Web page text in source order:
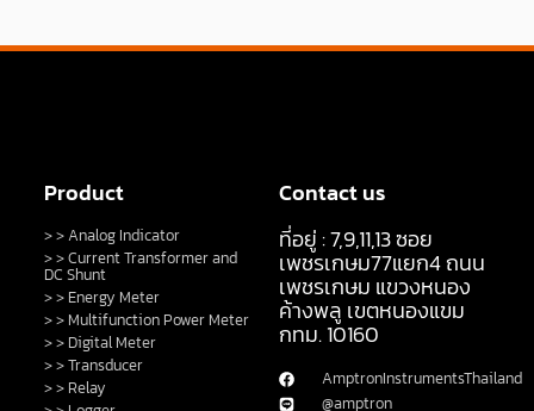
Product
> > Analog Indicator
> > Current Transformer and
DC Shunt
> > Energy Meter
> > Multifunction Power Meter
> > Digital Meter
> > Transducer
> > Relay
Contact us
ที่อยู่ : 7,9,11,13 ซอย
เพชรเกษม77แยก4 ถนน
เพชรเกษม แขวงหนอง
ค้างพลู เขตหนองแขม
กทม. 10160
AmptronInstrumentsThailand
@amptron